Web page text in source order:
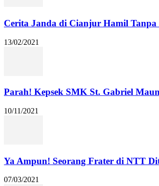
Cerita Janda di Cianjur Hamil Tanpa
13/02/2021
Parah! Kepsek SMK St. Gabriel
10/11/2021
Ya Ampun! Seorang Frater di NTT
07/03/2021